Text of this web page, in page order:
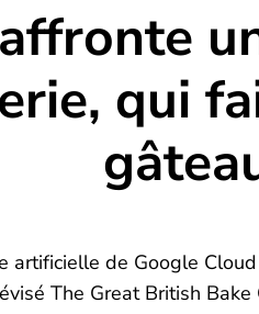
qui
artificielle de Google
The Great British